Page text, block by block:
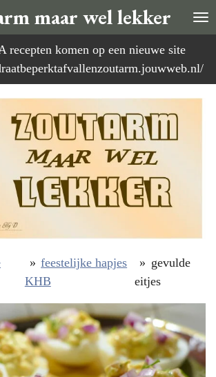
maar wel lekker
recepten komen op een nieuwe site
» feestelijke hapjes
KHB
» gevulde
eitjes